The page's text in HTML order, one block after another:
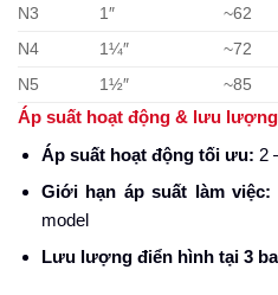
N3
1″ ~62
N4
1¼″ ~72
N5
1½″ ~85
Áp suất hoạt động & lưu lượng
Áp suất hoạt động tối ưu: 2
Giới hạn áp suất làm việc:
model
Lưu lượng điển hình tại 3